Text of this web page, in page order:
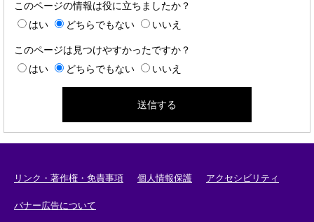
このページの情報は役に立ちましたか？
はい
どちらでもない いいえ
このページは見つけやすかったですか？
はい
どちらでもない いいえ
リンク・著作権・免責事項 個人情報保護 アクセシビリティ
バナー広告について